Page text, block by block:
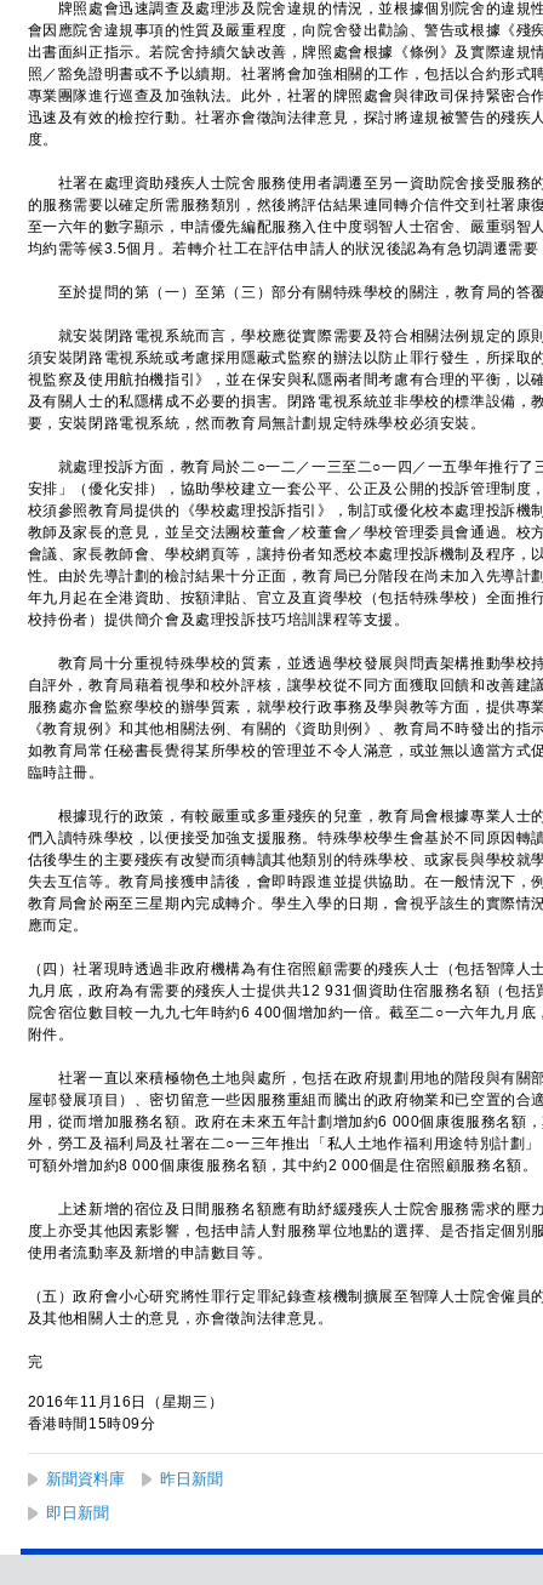
牌照處會迅速調查及處理涉及院舍違規的情況，並根據個別院舍的違規
會因應院舍違規事項的性質及嚴重程度，向院舍發出勸諭、警告或根據《殘
出書面糾正指示。若院舍持續欠缺改善，牌照處會根據《條例》及實際違規
照／豁免證明書或不予以續期。社署將會加強相關的工作，包括以合約形式
專業團隊進行巡查及加強執法。此外，社署的牌照處會與律政司保持緊密合
迅速及有效的檢控行動。社署亦會徵詢法律意見，探討將違規被警告的殘疾
度。
社署在處理資助殘疾人士院舍服務使用者調遷至另一資助院舍接受服務
的服務需要以確定所需服務類別，然後將評估結果連同轉介信件交到社署康
至一六年的數字顯示，申請優先編配服務入住中度弱智人士宿舍、嚴重弱智
均約需等候3.5個月。若轉介社工在評估申請人的狀況後認為有急切調遷需
至於提問的第（一）至第（三）部分有關特殊學校的關注，教育局的答
就安裝閉路電視系統而言，學校應從實際需要及符合相關法例規定的原
須安裝閉路電視系統或考慮採用隱蔽式監察的辦法以防止罪行發生，所採取
視監察及使用航拍機指引》，並在保安與私隱兩者間考慮有合理的平衡，以
及有關人士的私隱構成不必要的損害。閉路電視系統並非學校的標準設備，
要，安裝閉路電視系統，然而教育局無計劃規定特殊學校必須安裝。
就處理投訴方面，教育局於二○一二／一三至二○一四／一五學年推行了
安排」（優化安排），協助學校建立一套公平、公正及公開的投訴管理制度
校須參照教育局提供的《學校處理投訴指引》，制訂或優化校本處理投訴機
教師及家長的意見，並呈交法團校董會／校董會／學校管理委員會通過。校
會議、家長教師會、學校網頁等，讓持份者知悉校本處理投訴機制及程序，
性。由於先導計劃的檢討結果十分正面，教育局已分階段在尚未加入先導計
年九月起在全港資助、按額津貼、官立及直資學校（包括特殊學校）全面推
校持份者）提供簡介會及處理投訴技巧培訓課程等支援。
教育局十分重視特殊學校的質素，並透過學校發展與問責架構推動學校
自評外，教育局藉着視學和校外評核，讓學校從不同方面獲取回饋和改善建
服務處亦會監察學校的辦學質素，就學校行政事務及學與教等方面，提供專
《教育規例》和其他相關法例、有關的《資助則例》、教育局不時發出的
如教育局常任秘書長覺得某所學校的管理並不令人滿意，或並無以適當方式
臨時註冊。
根據現行的政策，有較嚴重或多重殘疾的兒童，教育局會根據專業人士
們入讀特殊學校，以便接受加強支援服務。特殊學校學生會基於不同原因轉
估後學生的主要殘疾有改變而須轉讀其他類別的特殊學校、或家長與學校就
失去互信等。教育局接獲申請後，會即時跟進並提供協助。在一般情況下，
教育局會於兩至三星期內完成轉介。學生入學的日期，會視乎該生的實際情
應而定。
（四）社署現時透過非政府機構為有住宿照顧需要的殘疾人士（包括智障
九月底，政府為有需要的殘疾人士提供共12 931個資助住宿服務名額（包
院舍宿位數目較一九九七年時約6 400個增加約一倍。截至二○一六年九月
附件。
社署一直以來積極物色土地與處所，包括在政府規劃用地的階段與有關
屋邨發展項目）、密切留意一些因服務重組而騰出的政府物業和已空置的合
用，從而增加服務名額。政府在未來五年計劃增加約6 000個康復服務名額
外，勞工及福利局及社署在二○一三年推出「私人土地作福利用途特別計劃
可額外增加約8 000個康復服務名額，其中約2 000個是住宿照顧服務名額。
上述新增的宿位及日間服務名額應有助紓緩殘疾人士院舍服務需求的壓
度上亦受其他因素影響，包括申請人對服務單位地點的選擇、是否指定個別
使用者流動率及新增的申請數目等。
（五）政府會小心研究將性罪行定罪紀錄查核機制擴展至智障人士院舍僱
及其他相關人士的意見，亦會徵詢法律意見。
完
2016年11月16日（星期三）
香港時間15時09分
新聞資料庫
昨日新聞
即日新聞